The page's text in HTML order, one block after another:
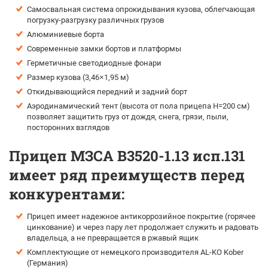
Самосвальная система опрокидывания кузова, облегчающая
погрузку-разгрузку различных грузов
Алюминиевые борта
Современные замки бортов и платформы
Герметичные светодиодные фонари
Размер кузова (3,46×1,95 м)
Откидывающийся передний и задний борт
Аэродинамический тент (высота от пола прицепа H=200 см)
позволяет защитить груз от дождя, снега, грязи, пыли,
посторонних взглядов
Прицеп МЗСА B3520-1.13 исп.131
имеет ряд преимуществ перед
конкурентами:
Прицеп имеет надежное антикоррозийное покрытие (горячее
цинкование) и через пару лет продолжает служить и радовать
владельца, а не превращается в ржавый ящик
Комплектующие от немецкого производителя AL-KO Kober
(Германия)